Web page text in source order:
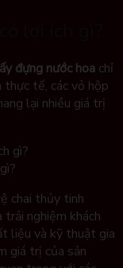
đựng nước hoa chỉ
thực tế, các vỏ hộp
lại nhiều giá trị
chai thủy tinh
nghiệm khách
liệu và kỹ thuật gia
giá trị của sản